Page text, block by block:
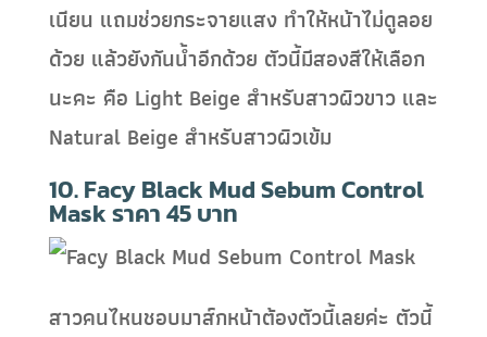
เนียน แถมช่วยกระจายแสง ทำให้หน้าไม่ดูลอย
ด้วย แล้วยังกันน้ำอีกด้วย ตัวนี้มีสองสีให้เลือก
นะคะ คือ Light Beige สำหรับสาวผิวขาว และ
Natural Beige สำหรับสาวผิวเข้ม
10. Facy Black Mud Sebum Control
Mask ราคา 45 บาท
สาวคนไหนชอบมาส์กหน้าต้องตัวนี้เลยค่ะ ตัวนี้